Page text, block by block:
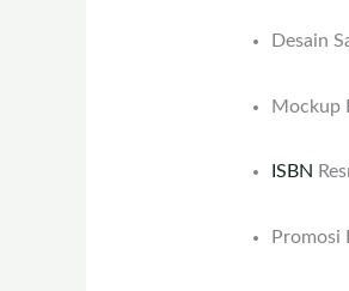
Desain
Mockup
ISBN
Promosi